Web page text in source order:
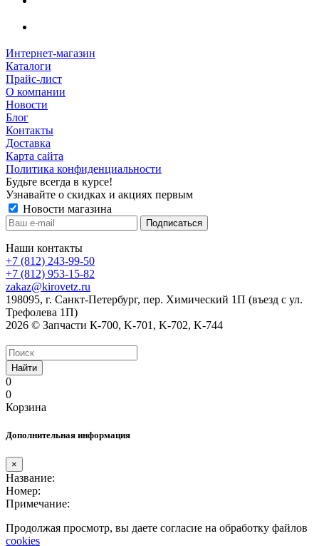
Интернет-магазин
Каталоги
Прайс-лист
О компании
Новости
Блог
Контакты
Доставка
Карта сайта
Политика конфиденциальности
Будьте всегда в курсе!
Узнавайте о скидках и акциях первым
Новости магазина
Наши контакты
+7 (812) 243-99-50
+7 (812) 953-15-82
zakaz@kirovetz.ru
198095, г. Санкт-Петербург, пер. Химический 1П (въезд с ул.
Трефолева 1П)
2026 © Запчасти К-700, K-701, K-702, K-744
Найти
0
0
Корзина
Дополнительная информация
×
Название:
Номер:
Примечание:
Продолжая просмотр, вы даете согласие на обработку файлов
cookies